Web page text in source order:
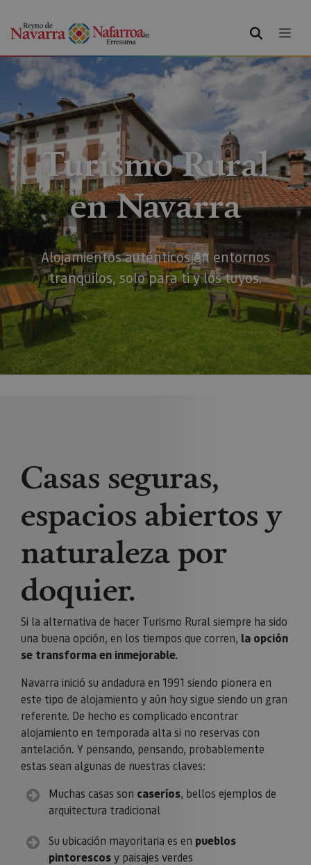
BUSCAR
Turismo Rural
en Navarra
Alojamientos auténticos en entornos
tranquilos, solo para ti y los tuyos.
Casas seguras,
espacios abiertos y
naturaleza por
doquier.
Si la alternativa de hacer Turismo Rural siempre ha sido
una buena opción, en los tiempos que corren, la opción
se transforma en inmejorable.
Navarra inició su andadura en 1991 siendo pionera en
este tipo de alojamiento y aún hoy sigue siendo un gran
referente. De hecho es complicado encontrar
alojamiento en temporada alta si no reservas con
antelación. Y pensando, pensando, probablemente
estas sean algunas de nuestras claves:
Muchas casas son caseríos, bellos ejemplos de
arquitectura tradicional
Su ubicación mayoritaria es en pueblos
pintorescosy paisajes verdes